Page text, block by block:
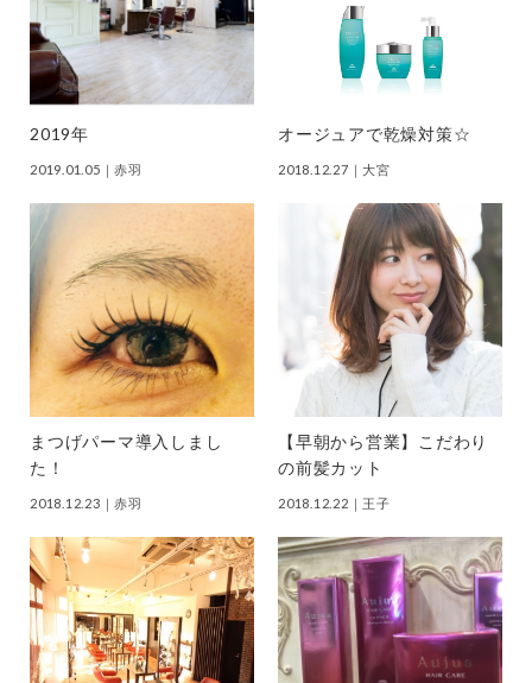
2019年
2019.01.05 ｜赤羽
オージュアで乾燥対策☆
2018.12.27 ｜大宮
まつげパーマ導入しまし
た！
2018.12.23 ｜赤羽
【早朝から営業】こだわり
の前髪カット
2018.12.22 ｜王子